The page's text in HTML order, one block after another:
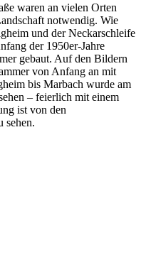
waren an vielen Orten
notwendig. Wie
und der Neckarschleife
der 1950er-Jahre
gebaut. Auf den Bildern
von Anfang an mit
bis Marbach wurde am
– feierlich mit einem
ist von den
sehen.